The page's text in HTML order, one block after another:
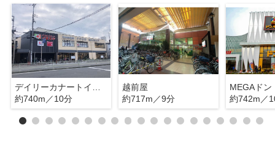
約740m／10分
越前屋
約717m／9分
約742m／